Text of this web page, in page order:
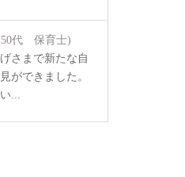
代 保育士)
さまで新たな自
ができました。
...